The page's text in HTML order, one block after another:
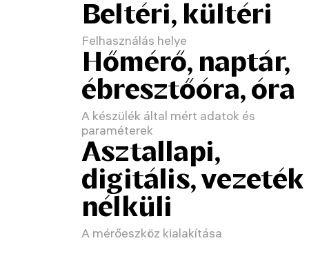
Beltéri, kültéri
Felhasználás helye
Hőmérő, naptár,
ébresztőóra, óra
A készülék által mért adatok és
paraméterek
Asztallapi,
digitális, vezeték
nélküli
A mérőeszköz kialakítása